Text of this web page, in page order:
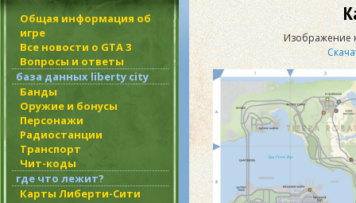
Общая информация об
игре
Все новости о GTA 3
Вопросы и ответы
база данных liberty city
Банды
Оружие и бонусы
Персонажи
Радиостанции
Транспорт
Чит-коды
где что лежит?
Карты Либерти-Сити
Изображение